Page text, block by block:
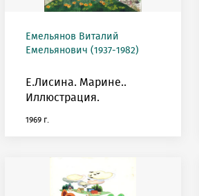
Емельянов Виталий
Емельянович (1937-1982)
Е.Лисина. Марине..
Иллюстрация.
1969 г.